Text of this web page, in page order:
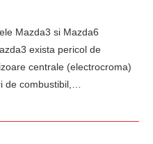
Mazda3 si Mazda6
exista pericol de
centrale (electrocroma)
de combustibil,…